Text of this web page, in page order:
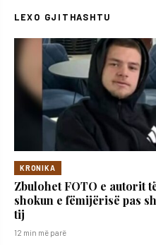
LEXO GJITHASHTU
KRONIKA
Zbulohet FOTO e autorit
shokun e fëmijërisë pas
tij
12 min më parë